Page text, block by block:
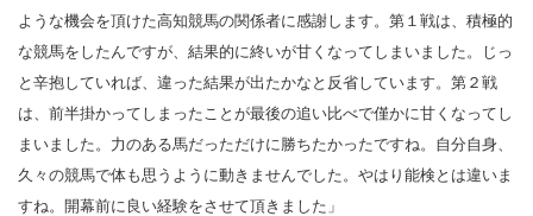
ような機会を頂けた高知競馬の関係者に感謝します。第１戦は、積極的
な競馬をしたんですが、結果的に終いが甘くなってしまいました。じっ
と辛抱していれば、違った結果が出たかなと反省しています。第２戦
は、前半掛かってしまったことが最後の追い比べで僅かに甘くなってし
まいました。力のある馬だっただけに勝ちたかったですね。自分自身、
久々の競馬で体も思うように動きませんでした。やはり能検とは違いま
すね。開幕前に良い経験をさせて頂きました」